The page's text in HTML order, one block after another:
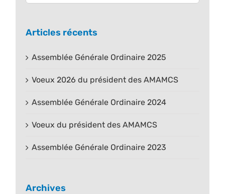
Articles récents
Assemblée Générale Ordinaire 2025
Voeux 2026 du président des AMAMCS
Assemblée Générale Ordinaire 2024
Voeux du président des AMAMCS
Assemblée Générale Ordinaire 2023
Archives